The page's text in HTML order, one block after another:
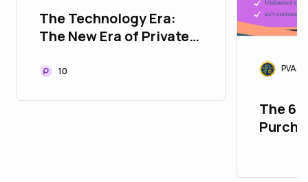
The Technology Era:
The New Era of Private
10
The